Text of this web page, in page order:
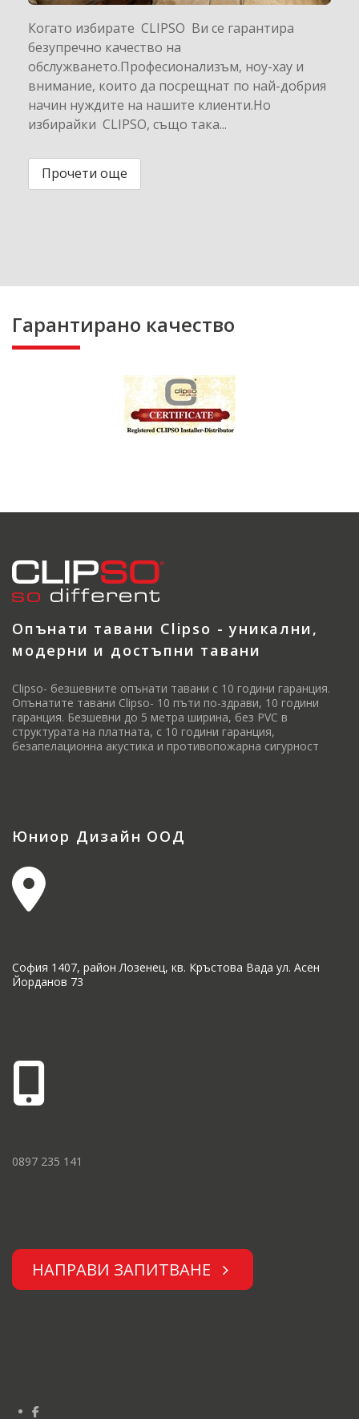
Когато избирате CLIPSO Ви се гарантира
безупречно качество на
обслужването.Професионализъм, ноу-хау и
внимание, които да посрещнат по най-добрия
начин нуждите на нашите клиенти.Но
избирайки CLIPSO, също така...
Прочети още
Гарантирано качество
Опънати тавани Clipso - уникални,
модерни и достъпни тавани
Clipso- безшевните опънати тавани с 10 години гаранция.
Опънатите тавани Clipso- 10 пъти по-здрави, 10 години
гаранция. Безшевни до 5 метра ширина, без PVC в
структурата на платната, с 10 години гаранция,
безапелационна акустика и противопожарна сигурност
Юниор Дизайн ООД
София 1407, район Лозенец, кв. Кръстова Вада ул. Асен
Йорданов 73
0897 235 141
НАПРАВИ ЗАПИТВАНЕ